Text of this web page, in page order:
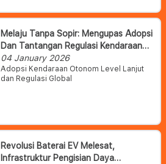
Melaju Tanpa Sopir: Mengupas Adopsi
Dan Tantangan Regulasi Kendaraan
Otonom Level Lanjut
04 January 2026
Adopsi Kendaraan Otonom Level Lanjut
dan Regulasi Global
Revolusi Baterai EV Melesat,
Infrastruktur Pengisian Daya